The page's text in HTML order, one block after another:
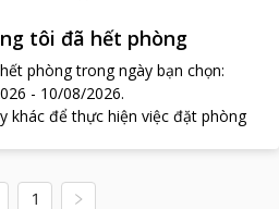
tôi đã hết phòng
phòng trong ngày bạn chọn:
- 10/08/2026.
khác để thực hiện việc đặt phòng
1